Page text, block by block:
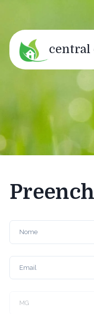
central